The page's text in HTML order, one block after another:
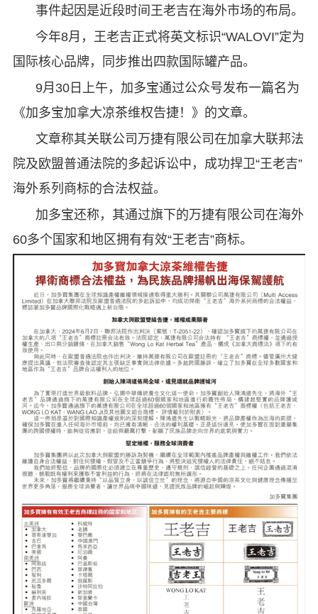
事件起因是近段时间王老吉在海外市场的布局。
今年8月，王老吉正式将英文标识“WALOVI”定为
国际核心品牌，同步推出四款国际罐产品。
9月30日上午，加多宝通过公众号发布一篇名为
《加多宝加拿大凉茶维权告捷！》的文章。
文章称其关联公司万捷有限公司在加拿大联邦法
院及欧盟普通法院的多起诉讼中，成功捍卫“王老吉”
海外系列商标的合法权益。
加多宝还称，其通过旗下的万捷有限公司在海外
60多个国家和地区拥有有效“王老吉”商标。